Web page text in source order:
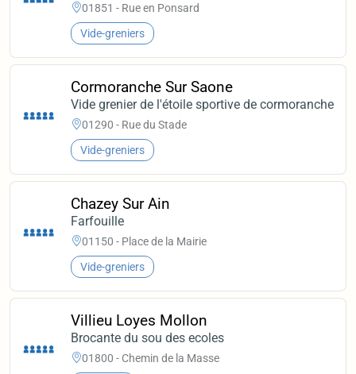
01851 - Rue en Ponsard
Vide-greniers
Cormoranche Sur Saone
Vide grenier de l'étoile sportive de cormoranche
01290 - Rue du Stade
Vide-greniers
Chazey Sur Ain
Farfouille
01150 - Place de la Mairie
Vide-greniers
Villieu Loyes Mollon
Brocante du sou des ecoles
01800 - Chemin de la Masse